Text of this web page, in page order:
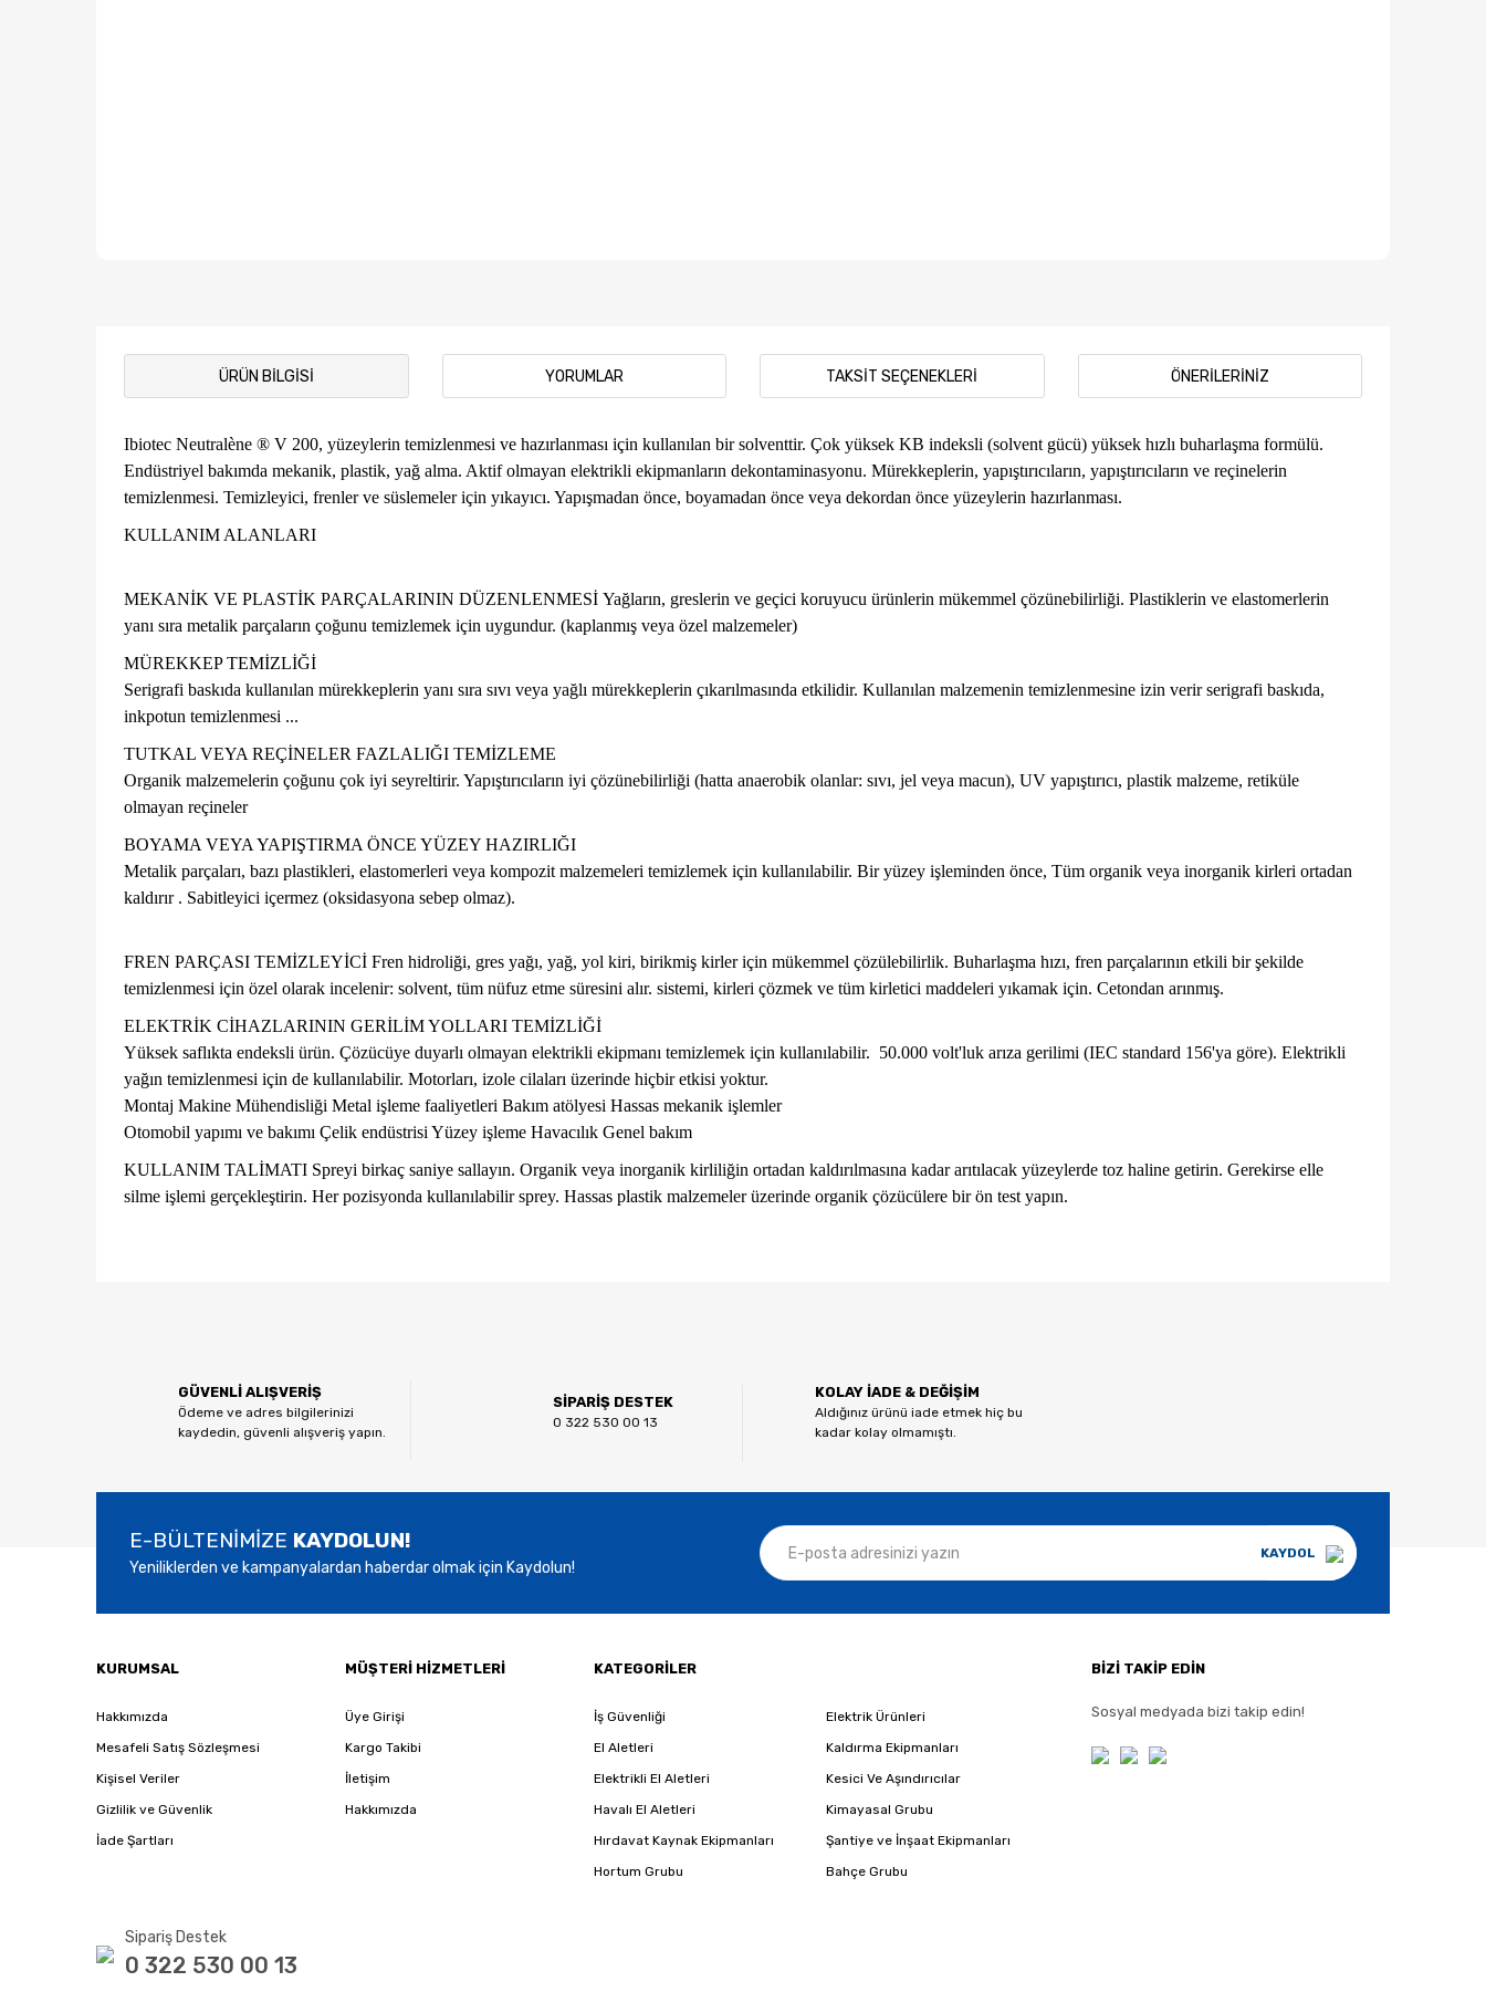
ÜRÜN BILGISI YORUMLAR TAKSIT SEÇENEKLERI ÖNERILERINIZ
Ibiotec Neutralène ® V 200, yüzeylerin temizlenmesi ve hazırlanması için kullanılan bir solventtir. Çok yüksek KB indeksli (solvent gücü) yüksek hızlı buharlaşma formülü.
Endüstriyel bakımda mekanik, plastik, yağ alma. Aktif olmayan elektrikli ekipmanların dekontaminasyonu. Mürekkeplerin, yapıştırıcıların, yapıştırıcıların ve reçinelerin
temizlenmesi. Temizleyici, frenler ve süslemeler için yıkayıcı. Yapışmadan önce, boyamadan önce veya dekordan önce yüzeylerin hazırlanması.
KULLANIM ALANLARI
MEKANİK VE PLASTİK PARÇALARININ DÜZENLENMESİ Yağların, greslerin ve geçici koruyucu ürünlerin mükemmel çözünebilirliği. Plastiklerin ve elastomerlerin
yanı sıra metalik parçaların çoğunu temizlemek için uygundur. (kaplanmış veya özel malzemeler)
MÜREKKEP TEMİZLİĞİ
Serigrafi baskıda kullanılan mürekkeplerin yanı sıra sıvı veya yağlı mürekkeplerin çıkarılmasında etkilidir. Kullanılan malzemenin temizlenmesine izin verir serigrafi baskıda,
inkpotun temizlenmesi ...
TUTKAL VEYA REÇİNELER FAZLALIĞI TEMİZLEME
Organik malzemelerin çoğunu çok iyi seyreltirir. Yapıştırıcıların iyi çözünebilirliği (hatta anaerobik olanlar: sıvı, jel veya macun), UV yapıştırıcı, plastik malzeme, retiküle
olmayan reçineler
BOYAMA VEYA YAPIŞTIRMA ÖNCE YÜZEY HAZIRLIĞI
Metalik parçaları, bazı plastikleri, elastomerleri veya kompozit malzemeleri temizlemek için kullanılabilir. Bir yüzey işleminden önce, Tüm organik veya inorganik kirleri ortadan
kaldırır . Sabitleyici içermez (oksidasyona sebep olmaz).
FREN PARÇASI TEMİZLEYİCİ Fren hidroliği, gres yağı, yağ, yol kiri, birikmiş kirler için mükemmel çözülebilirlik. Buharlaşma hızı, fren parçalarının etkili bir şekilde
temizlenmesi için özel olarak incelenir: solvent, tüm nüfuz etme süresini alır. sistemi, kirleri çözmek ve tüm kirletici maddeleri yıkamak için. Cetondan arınmış.
ELEKTRİK CİHAZLARININ GERİLİM YOLLARI TEMİZLİĞİ
Yüksek saflıkta endeksli ürün. Çözücüye duyarlı olmayan elektrikli ekipmanı temizlemek için kullanılabilir. 50.000 volt'luk arıza gerilimi (IEC standard 156'ya göre). Elektrikli
yağın temizlenmesi için de kullanılabilir. Motorları, izole cilaları üzerinde hiçbir etkisi yoktur.
Montaj Makine Mühendisliği Metal işleme faaliyetleri Bakım atölyesi Hassas mekanik işlemler
Otomobil yapımı ve bakımı Çelik endüstrisi Yüzey işleme Havacılık Genel bakım
KULLANIM TALİMATI Spreyi birkaç saniye sallayın. Organik veya inorganik kirliliğin ortadan kaldırılmasına kadar arıtılacak yüzeylerde toz haline getirin. Gerekirse elle
silme işlemi gerçekleştirin. Her pozisyonda kullanılabilir sprey. Hassas plastik malzemeler üzerinde organik çözücülere bir ön test yapın.
Ürün açıklamasında eksik bilgiler bulunuyor.
Ürün bilgilerinde hatalar bulunuyor.
GÜVENLİ ALIŞVERİŞ
Ödeme ve adres bilgilerinizi
kaydedin, güvenli alışveriş yapın.
SİPARİŞ DESTEK
0 322 530 00 13
KOLAY İADE & DEĞİŞİM
Aldığınız ürünü iade etmek hiç bu
kadar kolay olmamıştı.
E-BÜLTENİMİZE KAYDOLUN!
Yeniliklerden ve kampanyalardan haberdar olmak için Kaydolun!
KAYDOL
KURUMSAL
Hakkımızda
Mesafeli Satış Sözleşmesi
Kişisel Veriler
Gizlilik ve Güvenlik
İade Şartları
MÜŞTERİ HİZMETLERİ
Üye Girişi
Kargo Takibi
İletişim
Hakkımızda
KATEGORİLER
İş Güvenliği
Elektrik Ürünleri
El Aletleri
Kaldırma Ekipmanları
Elektrikli El Aletleri
Kesici Ve Aşındırıcılar
Havalı El Aletleri
Kimayasal Grubu
Hırdavat Kaynak Ekipmanları
Şantiye ve İnşaat Ekipmanları
Hortum Grubu
Bahçe Grubu
BİZİ TAKİP EDİN
Sosyal medyada bizi takip edin!
Sipariş Destek
0 322 530 00 13